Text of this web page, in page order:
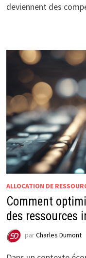
deviennent des
ALLOCATION DE
Comment
des ressources
parCharles Dumont